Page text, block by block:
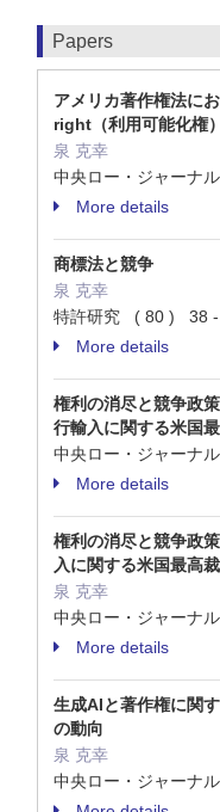
Papers
アメリカ著作権法に
right（利用可能化権
泉 克幸
中央ロー・ジャー
More details
商標法と競争
泉 克幸
特許研究 ( 80 ) 38
More details
権利の消尽と競争政
行輸入に関する米国
中央ロー・ジャー
More details
権利の消尽と競争政
入に関する米国最高
泉 克幸
中央ロー・ジャー
More details
生成AIと著作権に関
の動向
泉 克幸
中央ロー・ジャー